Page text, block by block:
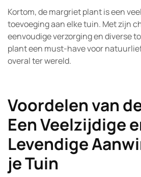
Kortom, de margriet plant is een
toevoeging aan elke tuin. Met zijn
eenvoudige verzorging en diverse
plant een must-have voor
overal ter wereld.
Voordelen van
Een Veelzijdige
Levendige
je Tuin